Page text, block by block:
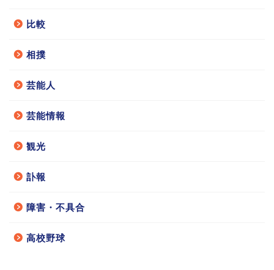
比較
相撲
芸能人
芸能情報
観光
訃報
障害・不具合
高校野球